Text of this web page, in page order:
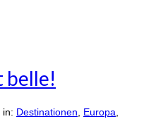
belle!
in: Destinationen, Europa,